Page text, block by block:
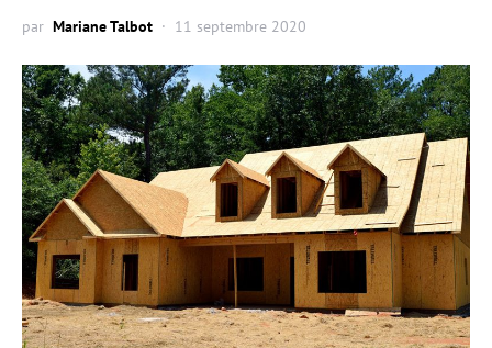
par Mariane Talbot 11 septembre 2020